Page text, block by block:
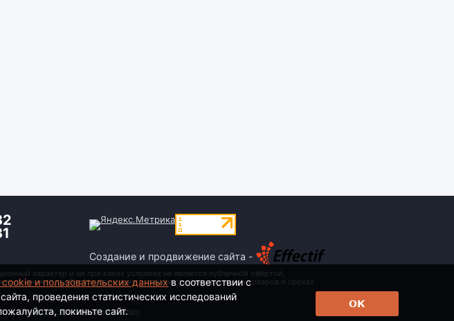
Создание и продвижение сайта -
характер и ни при каких условиях не является публичной офертой,
подробной информации о стоимости, наименовании товаров и сроках
на обработку персональных данных
и пользовательских данныхв соответствии с
проведения статистических исследований
покиньте сайт.
ОК